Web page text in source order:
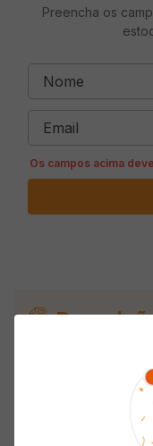
Preencha os
Sabonete
Prolongado